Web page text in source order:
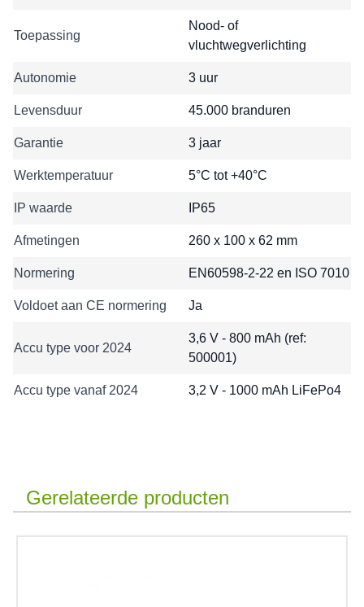
Toepassing
Nood- of
vluchtwegverlichting
Autonomie 3 uur
Levensduur 45.000 branduren
Garantie 3 jaar
Werktemperatuur 5°C tot +40°C
IP waarde IP65
Afmetingen 260 x 100 x 62 mm
Normering EN60598-2-22 en ISO 7010
Voldoet aan CE normering Ja
Accu type voor 2024
3,6 V - 800 mAh (ref:
500001)
Accu type vanaf 2024 3,2 V - 1000 mAh LiFePo4
Gerelateerde producten